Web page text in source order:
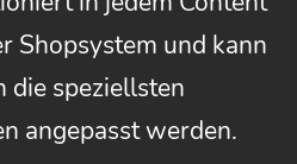
Shopsystem und kann
die speziellsten
angepasst werden.